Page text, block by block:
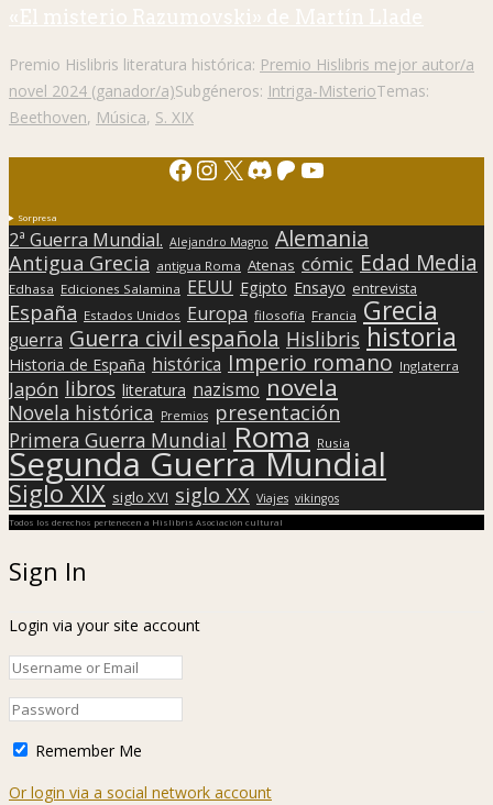
«El misterio Razumovski» de Martín Llade
Premio Hislibris literatura histórica: Premio Hislibris mejor autor/a
novel 2024 (ganador/a)Subgéneros: Intriga-MisterioTemas:
Beethoven, Música, S. XIX
Facebook
Instagram
X Discord
Patreon
YouTube
Sorpresa
2ª Guerra Mundial. Alejandro Magno Alemania
Antigua Grecia antigua Roma Atenas cómic Edad Media
Edhasa Ediciones Salamina EEUU Egipto Ensayo entrevista
España Estados Unidos Europa filosofía Francia Grecia
guerra Guerra civil española Hislibris historia
Historia de España histórica Imperio romano Inglaterra
Japón libros literatura nazismo novela
Novela histórica Premios presentación
Primera Guerra Mundial Roma Rusia
Segunda Guerra Mundial
Siglo XIX siglo XVI siglo XX Viajes vikingos
Todos los derechos pertenecen a Hislibris Asociación cultural
Sign In
Login via your site account
Remember Me
Or login via a social network account